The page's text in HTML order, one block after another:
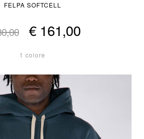
FELPA SOFTCELL
€ 161,00
1 colore